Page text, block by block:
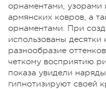
орнаментами, узорами
армянских ковров, а
орнаментами. При
использованы
разнообразие
четкому восприятию
показа увидели
гипнотизируют своей